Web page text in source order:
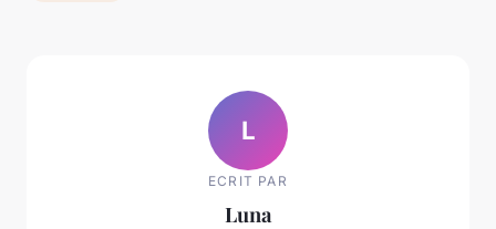
L
ECRIT PAR
Luna